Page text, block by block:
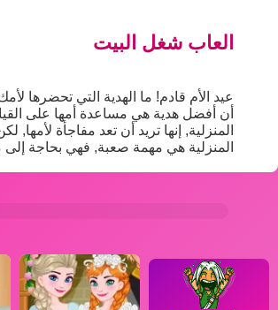
العاب شغل البيت
عيد الأم قادم! ما الهدية التي تحضرها
أن أفضل هدية هي مساعدة أمها على
المنزلية, إنها تريد أن تعد مفاجأة لأمها,
المنزلية هي مهمة صعبة, فهي بحاجة